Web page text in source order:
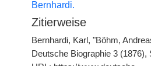
Bernhardi.
Zitierweise
Bernhardi, Karl, "Böhm,
Deutsche Biographie 3 (1876),